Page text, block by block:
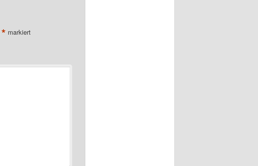
* markiert